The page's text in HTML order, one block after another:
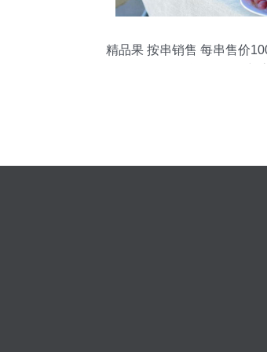
精品果 按串销售 每串售价